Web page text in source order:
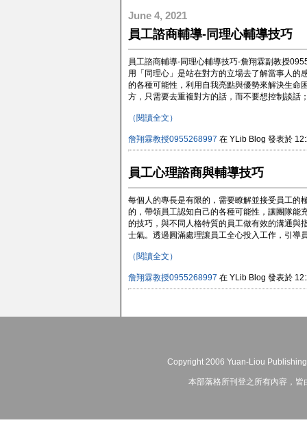
June 4, 2021
員工諮商輔導-同理心輔導技巧
員工諮商輔導-同理心輔導技巧-詹翔霖副教授
用「同理心」是站在對方的立場去了解當事人的
的各種可能性，利用自我亮點與優勢來解決生命
方，只需要去重複對方的話，而不要想控制談話
（閱讀全文）
詹翔霖教授0955268997 在 YLib Blog 發表於
員工心理諮商與輔導技巧
每個人的專長是有限的，需要瞭解並接受員工的
的，帶領員工認知自己的各種可能性，讓團隊能
的技巧，與不同人格特質的員工做有效的溝通與
士氣。透過圓滿處理讓員工全心投入工作，引導
（閱讀全文）
詹翔霖教授0955268997 在 YLib Blog 發表於
Copyright 2006 Yuan-Liou
本部落格所刊登之所有內容，